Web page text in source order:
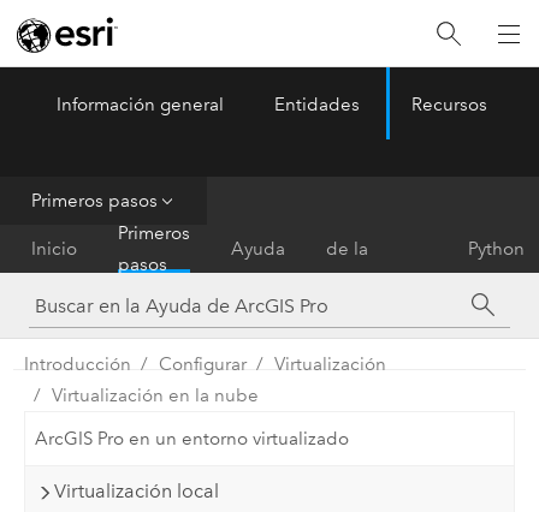
ArcGIS Pro Menu
Información general Entidades Recursos
Primeros pasos
Inicio
Primeros
pasos
Ayuda
de la
herramienta
Python
Introducción Configurar
Virtualización
Virtualización en la nube
ArcGIS Pro en un entorno virtualizado
Virtualización local